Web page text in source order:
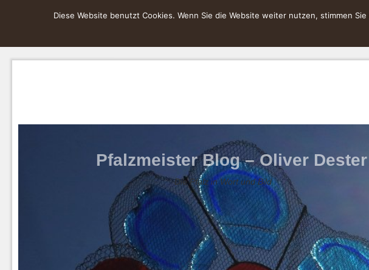
Pfalzmeister Blog – Oliver Dester
Die Pfalz in Wort und Bild
Diese Website benutzt Cookies. Wenn Sie die Website weiter nutzen, stimmen